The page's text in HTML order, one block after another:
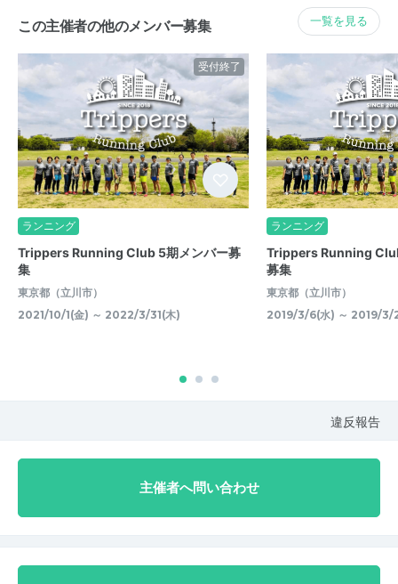
この主催者の他のメンバー募集 一覧を見る
受付終了
ランニング
Trippers Running Club 5期メンバー募
集
東京都（立川市）
2021/10/1(金) ～ 2022/3/31(木)
ランニング
Trippers Running
募集
東京都（立川市）
2019/3/6(水) ～ 2019/3/
違反報告
主催者へ問い合わせ